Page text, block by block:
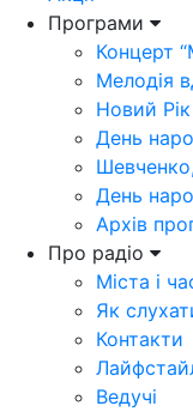
Програми
Концерт
Мелодія
Новий
День
День
Архів
Про радіо
Міста і
Як
Контакти
Ведучі